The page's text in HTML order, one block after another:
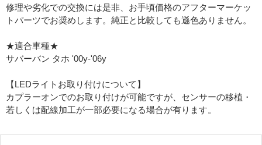
修理や劣化での交換には是非、お手頃価格のアフターマーケッ
トパーツでお奨めします。純正と比較しても遜色ありません。
★適合車種★
サバーバン タホ '00y-'06y
【LEDライトお取り付けについて】
カプラーオンでのお取り付けが可能ですが、センサーの移植・
若しくは配線加工が一部必要になる場合が有ります。